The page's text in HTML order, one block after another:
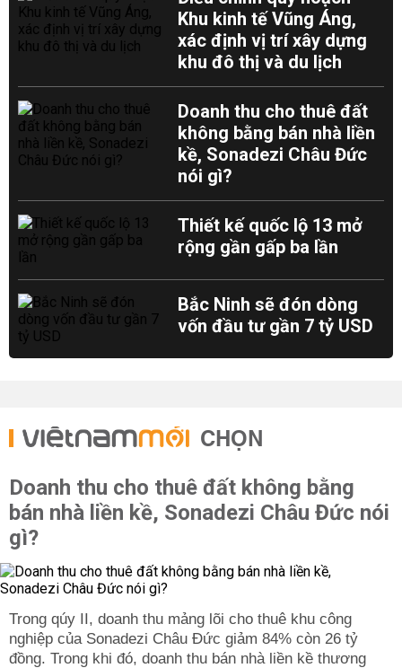
Khu kinh tế Vũng Áng,
xác định vị trí xây dựng
khu đô thị và du lịch
Doanh thu cho thuê đất
không bằng bán nhà liền
kề, Sonadezi Châu Đức
nói gì?
Thiết kế quốc lộ 13 mở
rộng gần gấp ba lần
Bắc Ninh sẽ đón dòng
vốn đầu tư gần 7 tỷ USD
CHỌN
Doanh thu cho thuê đất không bằng
bán nhà liền kề, Sonadezi Châu Đức nói
gì?
Trong qúy II, doanh thu mảng lõi cho thuê khu công
nghiệp của Sonadezi Châu Đức giảm 84% còn 26 tỷ
đồng. Trong khi đó, doanh thu bán nhà liền kề thương